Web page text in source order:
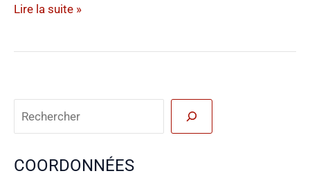
Cordes
Lire la suite »
COORDONNÉES